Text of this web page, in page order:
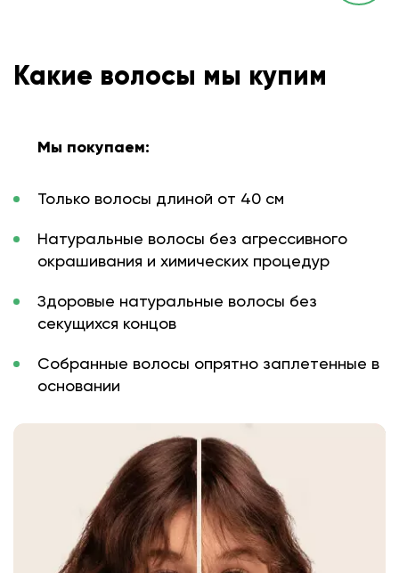
Какие волосы мы купим
Мы покупаем:
Только волосы длиной от 40 см
Натуральные волосы без агрессивного
окрашивания и химических процедур
Здоровые натуральные волосы без
секущихся концов
Собранные волосы опрятно заплетенные в
основании